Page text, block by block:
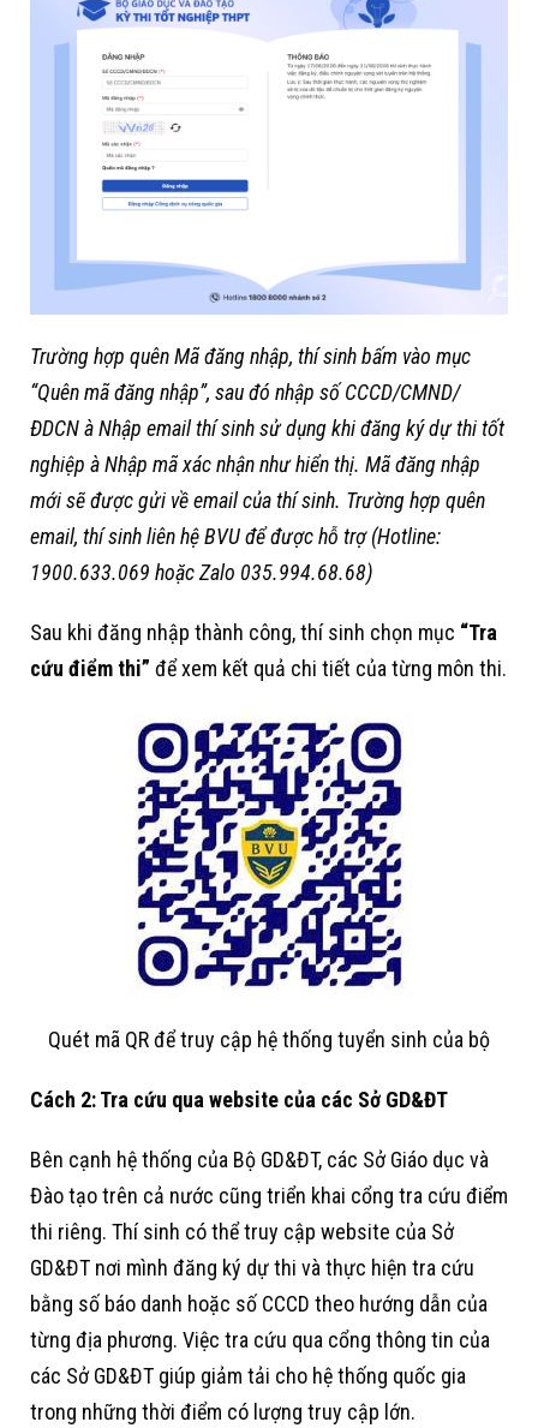
Trường hợp quên Mã đăng nhập, thí sinh bấm vào mục
“Quên mã đăng nhập”, sau đó nhập số CCCD/CMND/
ĐDCNàNhập email thí sinh sử dụng khi đăng ký dự thi tốt
nghiệp àNhập mã xác nhận như hiển thị. Mã đăng nhập
mới sẽ được gửi về email của thí sinh. Trường hợp quên
email, thí sinh liên hệ BVU để được hỗ trợ (Hotline:
1900.633.069 hoặc Zalo 035.994.68.68)
Sau khi đăng nhập thành công, thí sinh chọn mục “Tra
cứu điểm thi” để xem kết quả chi tiết của từng môn thi.
Quét mã QR để truy cập hệ thống tuyển sinh của bộ
Cách 2: Tra cứu qua website của các Sở GD&ĐT
Bên cạnh hệ thống của Bộ GD&ĐT, các Sở Giáo dục và
Đào tạo trên cả nước cũng triển khai cổng tra cứu điểm
thi riêng. Thí sinh có thể truy cập website của Sở
GD&ĐT nơi mình đăng ký dự thi và thực hiện tra cứu
bằng số báo danh hoặc số CCCD theo hướng dẫn của
từng địa phương. Việc tra cứu qua cổng thông tin của
các Sở GD&ĐT giúp giảm tải cho hệ thống quốc gia
trong những thời điểm có lượng truy cập lớn.